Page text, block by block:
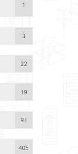
1
3
22
19
91
405